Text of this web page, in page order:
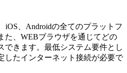
iOS、Androidの全てのプラットフ
た、WEBブラウザを通じてどの
できます。最低システム要件とし
したインターネット接続が必要で